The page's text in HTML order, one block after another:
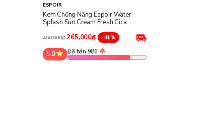
ESPOIR
Kem Chống Nắng Espoir Water
Splash Sun Cream Fresh Cica
SPF50+ PA++++
450,000₫ 265,000₫ -41%
5.0 Đã bán 986